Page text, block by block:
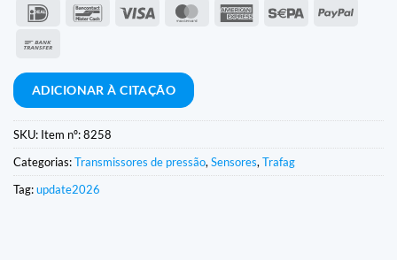
IDeal
Contacto
banco
Visto MasterCardAmerican Sepa
PayPal
ADICIONAR À CITAÇÃO
SKU: Item nº: 8258
Categorias:Transmissores de pressão, Sensores, Trafag
Tag:update2026